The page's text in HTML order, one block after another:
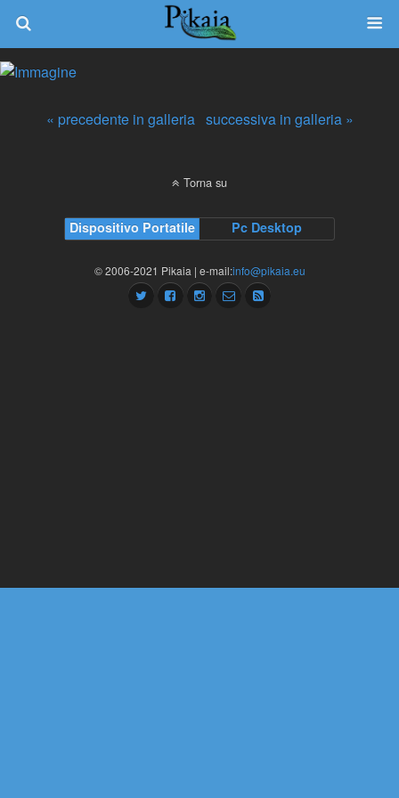
« precedente in galleria successiva in galleria »
Torna su
Dispositivo Portatile Pc Desktop
© 2006-2021 Pikaia | e-mail:info@pikaia.eu